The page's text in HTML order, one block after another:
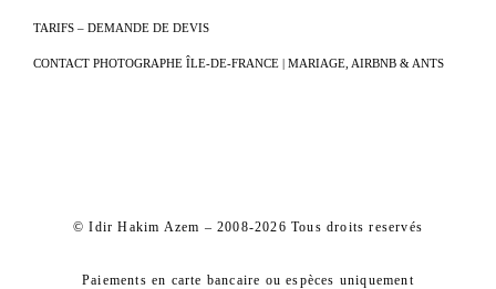
TARIFS – DEMANDE DE DEVIS
CONTACT PHOTOGRAPHE ÎLE-DE-FRANCE | MARIAGE, AIRBNB & ANTS
© Idir Hakim Azem – 2008-2026 Tous droits reservés
Paiements en carte bancaire ou espèces uniquement